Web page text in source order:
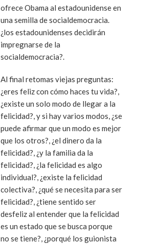
ofrece Obama al estadounidense en
una semilla de socialdemocracia.
¿los estadounidenses decidirán
impregnarse de la
socialdemocracia?.
Al final retomas viejas preguntas:
¿eres feliz con cómo haces tu vida?,
¿existe un solo modo de llegar a la
felicidad?, y si hay varios modos, ¿se
puede afirmar que un modo es mejor
que los otros?, ¿el dinero da la
felicidad?, ¿y la familia da la
felicidad?, ¿la felicidad es algo
individual?, ¿existe la felicidad
colectiva?, ¿qué se necesita para ser
felicidad?, ¿tiene sentido ser
desfeliz al entender que la felicidad
es un estado que se busca porque
no se tiene?, ¿porqué los guionista